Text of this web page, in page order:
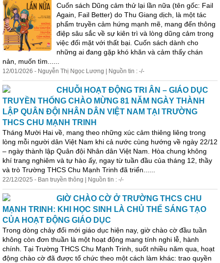
Cuốn sách Dũng cảm thử lại lần nữa (tên gốc: Fail
Again, Fail Better) do Thu Giang dịch, là một tác
phẩm truyền cảm hứng mạnh mẽ, mang đến thông
điệp sâu sắc về sự kiên trì và lòng dũng cảm trong
việc đối mặt với thất bại. Cuốn sách dành cho
những ai đang gặp khó khăn và cảm thấy chán
nản, muốn tìm......
12/01/2026 - Nguyễn Thị Ngọc Lương | Nguồn tin : -/-
CHUỖI HOẠT ĐỘNG TRI ÂN – GIÁO DỤC
TRUYỀN THỐNG CHÀO MỪNG 81 NĂM NGÀY THÀNH
LẬP QUÂN ĐỘI NHÂN DÂN VIỆT NAM TẠI TRƯỜNG
THCS CHU MẠNH TRINH
Tháng Mười Hai về, mang theo những xúc cảm thiêng liêng trong
lòng mỗi người dân Việt Nam khi cả nước cùng hướng về ngày 22/12
– ngày thành lập Quân đội Nhân dân Việt Nam. Hòa chung không
khí trang nghiêm và tự hào ấy, ngay từ tuần đầu của tháng 12, thầy
và trò Trường THCS Chu Mạnh Trinh đã triển......
22/12/2025 - Ban truyền thông | Nguồn tin : -/-
GIỜ CHÀO CỜ Ở TRƯỜNG THCS CHU
MẠNH TRINH: KHI HỌC SINH LÀ CHỦ THỂ SÁNG TẠO
CỦA HOẠT ĐỘNG GIÁO DỤC
Trong dòng chảy đổi mới giáo dục hiện nay, giờ chào cờ đầu tuần
không còn đơn thuần là một hoạt động mang tính nghi lễ, hành
chính. Tại Trường THCS Chu Mạnh Trinh, suốt nhiều năm qua, hoạt
động chào cờ đã được tổ chức theo một cách làm khác: trao quyền